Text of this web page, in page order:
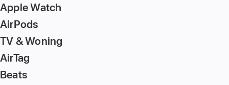
Apple Watch
AirPods
TV & Woning
AirTag
Beats